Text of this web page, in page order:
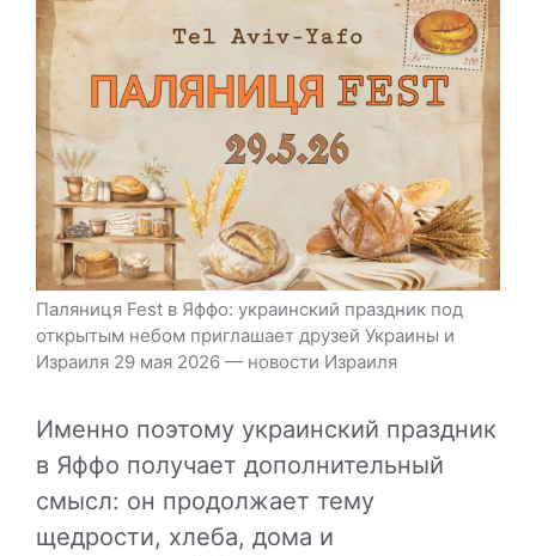
Паляниця Fest в Яффо: украинский праздник под
открытым небом приглашает друзей Украины и
Израиля 29 мая 2026 — новости Израиля
Именно поэтому украинский праздник
в Яффо получает дополнительный
смысл: он продолжает тему
щедрости, хлеба, дома и